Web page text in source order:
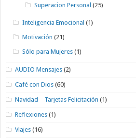
Superacion Personal (25)
Inteligencia Emocional (1)
Motivación (21)
Sólo para Mujeres (1)
AUDIO Mensajes (2)
Café con Dios (60)
Navidad – Tarjetas Felicitación (1)
Reflexiones (1)
Viajes (16)